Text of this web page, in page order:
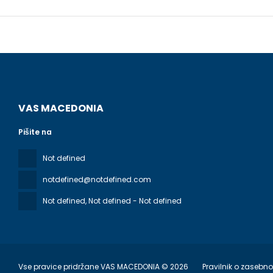
VAS MACEDONIA
Pišite na
Not defined
notdefined@notdefined.com
Not defined, Not defined - Not defined
Vse pravice pridržane VAS MACEDONIA © 2026 Pravilnik o